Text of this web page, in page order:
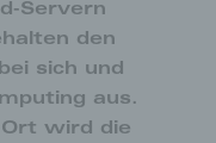
Servern
den
sich und
aus.
wird die
System
Internetseite,
auf unsere
Referrer), (4) die
zugreifendes
angesteuert